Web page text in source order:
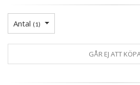
Antal (1)
GÅR EJ ATT